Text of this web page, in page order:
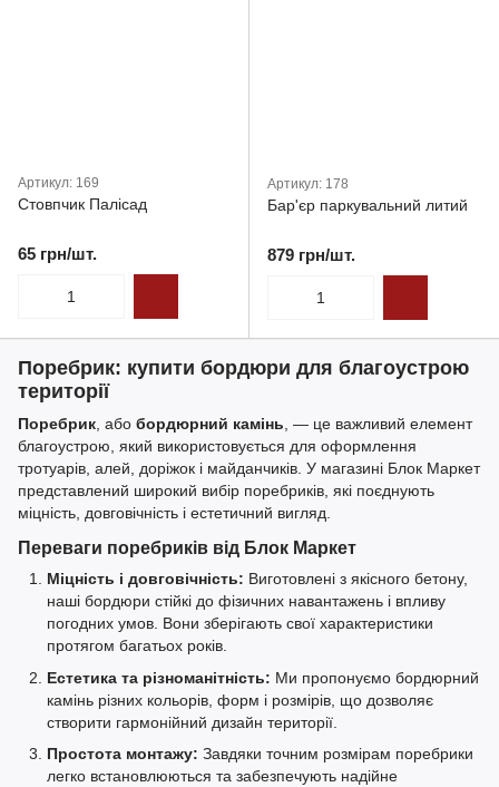
Артикул: 169
Стовпчик Палісад
65 грн/шт.
Артикул: 178
Бар'єр паркувальний литий
879 грн/шт.
Поребрик: купити бордюри для благоустрою
території
Поребрик, або бордюрний камінь, — це важливий елемент
благоустрою, який використовується для оформлення
тротуарів, алей, доріжок і майданчиків. У магазині Блок Маркет
представлений широкий вибір поребриків, які поєднують
міцність, довговічність і естетичний вигляд.
Переваги поребриків від Блок Маркет
Міцність і довговічність: Виготовлені з якісного бетону,
наші бордюри стійкі до фізичних навантажень і впливу
погодних умов. Вони зберігають свої характеристики
протягом багатьох років.
Естетика та різноманітність: Ми пропонуємо бордюрний
камінь різних кольорів, форм і розмірів, що дозволяє
створити гармонійний дизайн території.
Простота монтажу: Завдяки точним розмірам поребрики
легко встановлюються та забезпечують надійне